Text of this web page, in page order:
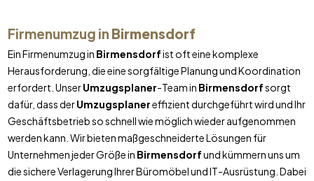
Firmenumzug in Birmensdorf
Ein Firmenumzug in Birmensdorfist oft eine komplexe
Herausforderung, die eine sorgfältige Planung und Koordination
erfordert. UnserUmzugsplaner-Team in Birmensdorfsorgt
dafür, dass derUmzugsplanereffizient durchgeführt wird und Ihr
Geschäftsbetrieb so schnell wie möglich wieder aufgenommen
werden kann. Wir bieten maßgeschneiderte Lösungen für
Unternehmen jeder Größe in Birmensdorfund kümmern uns um
die sichere Verlagerung Ihrer Büromöbel und IT-Ausrüstung. Dabei